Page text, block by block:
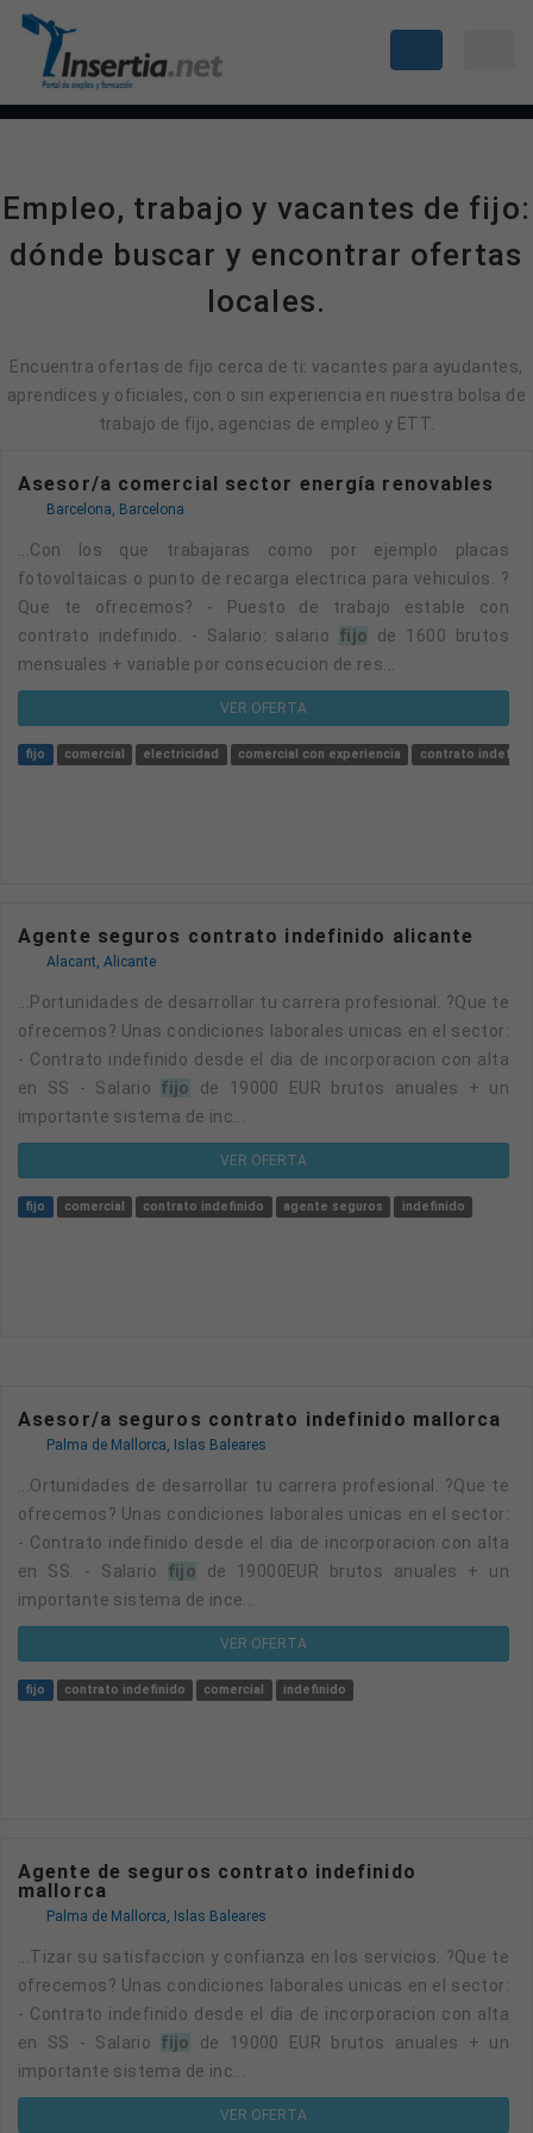
Empleo, trabajo y vacantes de fijo:
dónde buscar y encontrar ofertas
locales.
Encuentra ofertas de fijo cerca de ti: vacantes para ayudantes,
aprendices y oficiales, con o sin experiencia en nuestra bolsa de
trabajo de fijo, agencias de empleo y ETT.
Asesor/a comercial sector energía renovables
Barcelona, Barcelona
...con los que trabajaras como por ejemplo placas
fotovoltaicas o punto de recarga electrica para vehiculos. ?
Que te ofrecemos? - Puesto de trabajo estable con
contrato indefinido. - Salario: salario fijo de 1600 brutos
mensuales + variable por consecucion de res...
VER OFERTA
fijo comercial electricidad comercial con experiencia contrato
Agente seguros contrato indefinido alicante
Alacant, Alicante
...portunidades de desarrollar tu carrera profesional. ?Que te
ofrecemos? Unas condiciones laborales unicas en el sector:
- Contrato indefinido desde el dia de incorporacion con alta
en SS - Salario fijo
de 19000 EUR brutos anuales + un
importante sistema de inc...
VER OFERTA
fijo comercial contrato indefinido agente seguros indefinido
Asesor/a seguros contrato indefinido mallorca
Palma de Mallorca, Islas Baleares
...ortunidades de desarrollar tu carrera profesional. ?Que te
ofrecemos? Unas condiciones laborales unicas en el sector:
- Contrato indefinido desde el dia de incorporacion con alta
en SS. - Salario fijo de 19000EUR brutos anuales + un
importante sistema de ince...
VER OFERTA
fijo contrato indefinido comercial indefinido
Agente de seguros contrato indefinido
mallorca
Palma de Mallorca, Islas Baleares
...tizar su satisfaccion y confianza en los servicios. ?Que te
ofrecemos? Unas condiciones laborales unicas en el sector:
- Contrato indefinido desde el dia de incorporacion con alta
en SS - Salario fijo
de 19000 EUR brutos anuales + un
importante sistema de inc...
VER OFERTA